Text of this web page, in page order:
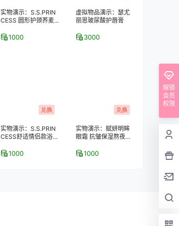
实物演示：S.S.PRIN
CESS 圆形护颈荞麦
1000
虚拟物品演示：瑟尤
丽恩玻尿酸护唇膏
3000
兑换
实物演示：S.S.PRIN
CESS舒适情侣款浴室
1000
兑换
实物演示：赋妍明眸
眼霜 抗皱保湿熬夜去
1000
解锁
会员
权限